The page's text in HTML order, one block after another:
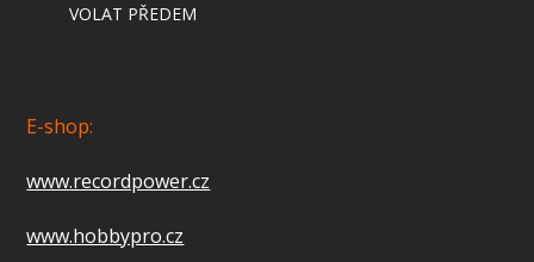
VOLAT PŘEDEM
E-shop:
www.recordpower.cz
www.hobbypro.cz